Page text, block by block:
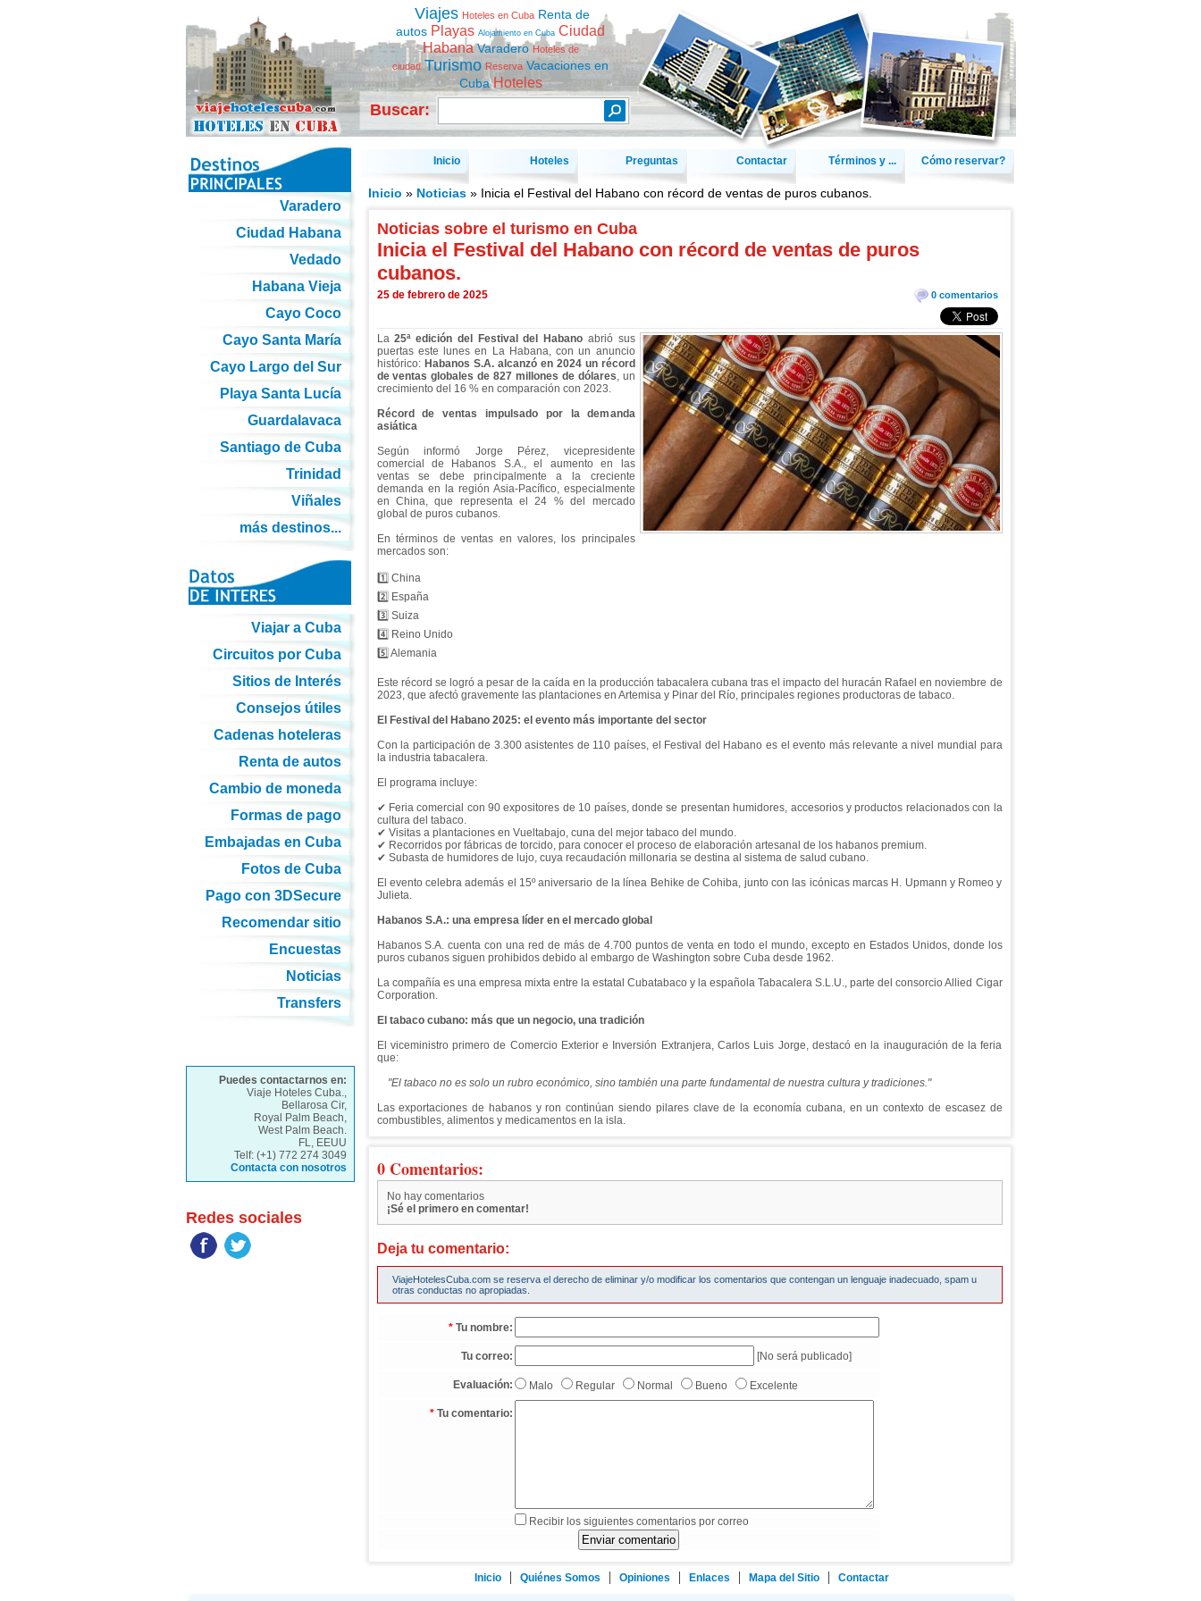
Viajes Hoteles en Cuba Renta de
autos Playas Alojamiento en Cuba Ciudad
Habana Varadero Hoteles de
ciudad Turismo Reserva Vacaciones en
Cuba Hoteles
Buscar:
Inicio Hoteles Preguntas Contactar Términos y ... Cómo reservar?
Inicio » Noticias» Inicia el Festival del Habano con récord de ventas de puros cubanos.
Noticias sobre el turismo en Cuba
Inicia el Festival del Habano con récord de ventas de puros
cubanos.
0 comentarios
25 de febrero de 2025
La25ª edición del Festival del Habano abrió sus
puertas este lunes en La Habana, con un anuncio
histórico: Habanos S.A. alcanzó en 2024 un récord
de ventas globales de 827 millones de dólares, un
crecimiento del 16 % en comparación con 2023.
Récord de ventas impulsado por la demanda
asiática
Según informó Jorge Pérez, vicepresidente
comercial de Habanos S.A., el aumento en las
ventas se debe principalmente a la creciente
demanda en la región Asia-Pacífico, especialmente
en China, que representa el 24 % del mercado
global de puros cubanos.
En términos de ventas en valores, los principales
mercados son:
1️⃣ China
2️⃣ España
3️⃣ Suiza
4️⃣ Reino Unido
5️⃣ Alemania
Este récord se logró a pesar de la caída en la producción tabacalera cubana tras el impacto del huracán Rafael en noviembre de
2023, que afectó gravemente las plantaciones en Artemisa y Pinar del Río, principales regiones productoras de tabaco.
El Festival del Habano 2025: el evento más importante del sector
Con la participación de 3.300 asistentes de 110 países, el Festival del Habano es el evento más relevante a nivel mundial para
la industria tabacalera.
El programa incluye:
✔ Feria comercial con 90 expositores de 10 países, donde se presentan humidores, accesorios y productos relacionados con la
cultura del tabaco.
✔ Visitas a plantaciones en Vueltabajo, cuna del mejor tabaco del mundo.
✔ Recorridos por fábricas de torcido, para conocer el proceso de elaboración artesanal de los habanos premium.
✔ Subasta de humidores de lujo, cuya recaudación millonaria se destina al sistema de salud cubano.
El evento celebra además el 15º aniversario de la línea Behike de Cohiba, junto con las icónicas marcas H. Upmann y Romeo y
Julieta.
Habanos S.A.: una empresa líder en el mercado global
Habanos S.A. cuenta con una red de más de 4.700 puntos de venta en todo el mundo, excepto en Estados Unidos, donde los
puros cubanos siguen prohibidos debido al embargo de Washington sobre Cuba desde 1962.
La compañía es una empresa mixta entre la estatal Cubatabaco y la española Tabacalera S.L.U., parte del consorcio Allied Cigar
Corporation.
El tabaco cubano: más que un negocio, una tradición
El viceministro primero de Comercio Exterior e Inversión Extranjera, Carlos Luis Jorge, destacó en la inauguración de la feria
que:
"El tabaco no es solo un rubro económico, sino también una parte fundamental de nuestra cultura y tradiciones."
Las exportaciones de habanos y ron continúan siendo pilares clave de la economía cubana, en un contexto de escasez de
combustibles, alimentos y medicamentos en la isla.
0 Comentarios:
No hay comentarios
¡Sé el primero en comentar!
Deja tu comentario:
ViajeHotelesCuba.com se reserva el derecho de eliminar y/o modificar los comentarios que contengan un lenguaje inadecuado, spam u
otras conductas no apropiadas.
* Tu nombre:
Tu correo: [No será publicado]
Evaluación: Malo Regular Normal Bueno Excelente
* Tu comentario:
Recibir los siguientes comentarios por correo
Varadero
Ciudad Habana
Vedado
Habana Vieja
Cayo Coco
Cayo Santa María
Cayo Largo del Sur
Playa Santa Lucía
Guardalavaca
Santiago de Cuba
Trinidad
Viñales
más destinos...
Viajar a Cuba
Circuitos por Cuba
Sitios de Interés
Consejos útiles
Cadenas hoteleras
Renta de autos
Cambio de moneda
Formas de pago
Embajadas en Cuba
Fotos de Cuba
Pago con 3DSecure
Recomendar sitio
Encuestas
Noticias
Transfers
Puedes contactarnos en:
Viaje Hoteles Cuba.,
Bellarosa Cir,
Royal Palm Beach,
West Palm Beach.
FL, EEUU
Telf: (+1) 772 274 3049
Contacta con nosotros
Redes sociales
Inicio Quiénes Somos Opiniones Enlaces Mapa del Sitio Contactar